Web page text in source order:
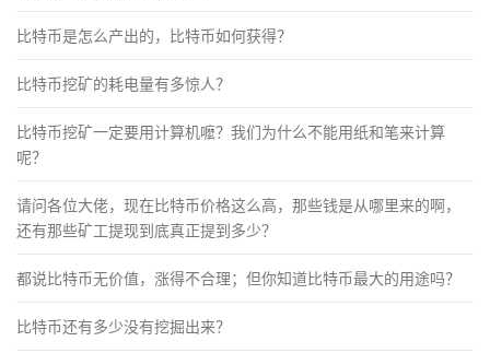
比特币是怎么产出的，比特币如何获得？
比特币挖矿的耗电量有多惊人？
比特币挖矿一定要用计算机嚒？我们为什么不能用纸和笔来计算
呢？
请问各位大佬，现在比特币价格这么高，那些钱是从哪里来的啊，
还有那些矿工提现到底真正提到多少？
都说比特币无价值，涨得不合理；但你知道比特币最大的用途吗？
比特币还有多少没有挖掘出来？